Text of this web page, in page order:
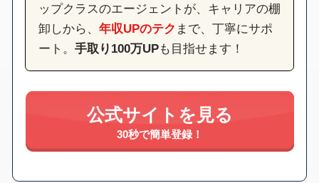
ップクラスのエージェントが、キャリアの棚
卸しから、 年収UPのテク まで、丁寧にサポ
ート。 手取り100万UPも目指せます！
公式サイトを見る
30秒で簡単登録！